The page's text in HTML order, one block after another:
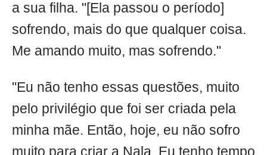
a sua filha. "[Ela passou o período]
sofrendo, mais do que qualquer coisa.
Me amando muito, mas sofrendo."
"Eu não tenho essas questões, muito
pelo privilégio que foi ser criada pela
minha mãe. Então, hoje, eu não sofro
muito para criar a Nala. Eu tenho tempo